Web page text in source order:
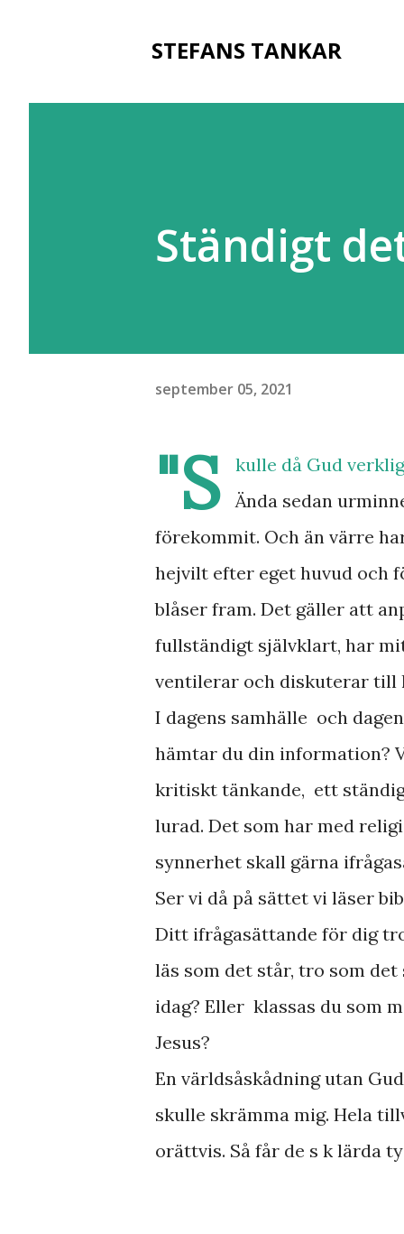
STEFANS TANKAR
Ständigt
september 05, 2021
"S
kulle då Gud
Ända sedan
förekommit. Och än värre
hejvilt efter eget huvud och
blåser fram. Det gäller att
fullständigt självklart, har
ventilerar och diskuterar till
I dagens samhälle och
hämtar du din information?
kritiskt tänkande, ett
lurad. Det som har med
synnerhet skall gärna
Ser vi då på sättet vi läser
Ditt ifrågasättande för dig
läs som det står, tro som
idag? Eller klassas du som
Jesus?
En världsåskådning utan
skulle skrämma mig. Hela
orättvis. Så får de s k lärda